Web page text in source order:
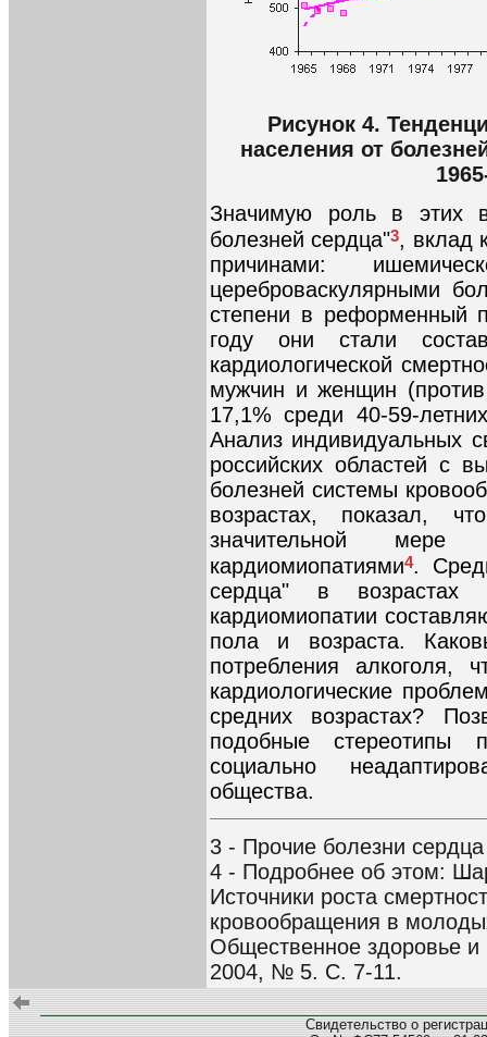
Рисунок 4.
населения от
Значимую роль в этих
болезней сердца"3, вклад
причинами:
цереброваскулярными
степени в реформенный
году они стали
кардиологической
мужчин и женщин
17,1% среди 40-59-
Анализ индивидуальных
российских областей с
болезней системы
возрастах, показал,
значительной мере
кардиомиопатиями4.
сердца" в возрастах
кардиомиопатии
пола и возраста.
потребления алкоголя,
кардиологические
средних возрастах?
подобные стереотипы
социально
общества.
3 - Прочие болезни
4 - Подробнее об этом:
Источники роста
кровообращения в
Общественное здоровье
2004, № 5. С. 7-11.
Свидетельство о